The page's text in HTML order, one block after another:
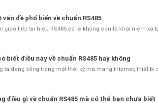
vấn đề phổ biến về chuẩn RS485
giao tiếp tín hiệu RS485 có lẽ không còn là khái niệm xa
biết điều này về chuẩn RS485 hay không
ta đang sống trong một thời kỳ mà mạng internet, thiết bị
điều gì về chuẩn RS485 mà có thể bạn chưa biết